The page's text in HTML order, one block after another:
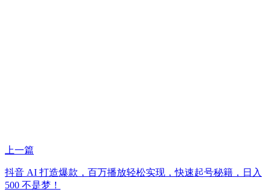
上一篇
抖音 AI 打造爆款，百万播放轻松实现，快速起号秘籍，日入
500 不是梦！